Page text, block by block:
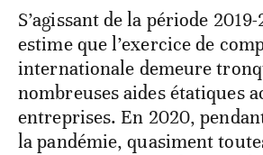
S’agissant de la période
estime que l’exercice de
internationale demeure
nombreuses aides étatiques
entreprises. En 2020,
la pandémie, quasiment